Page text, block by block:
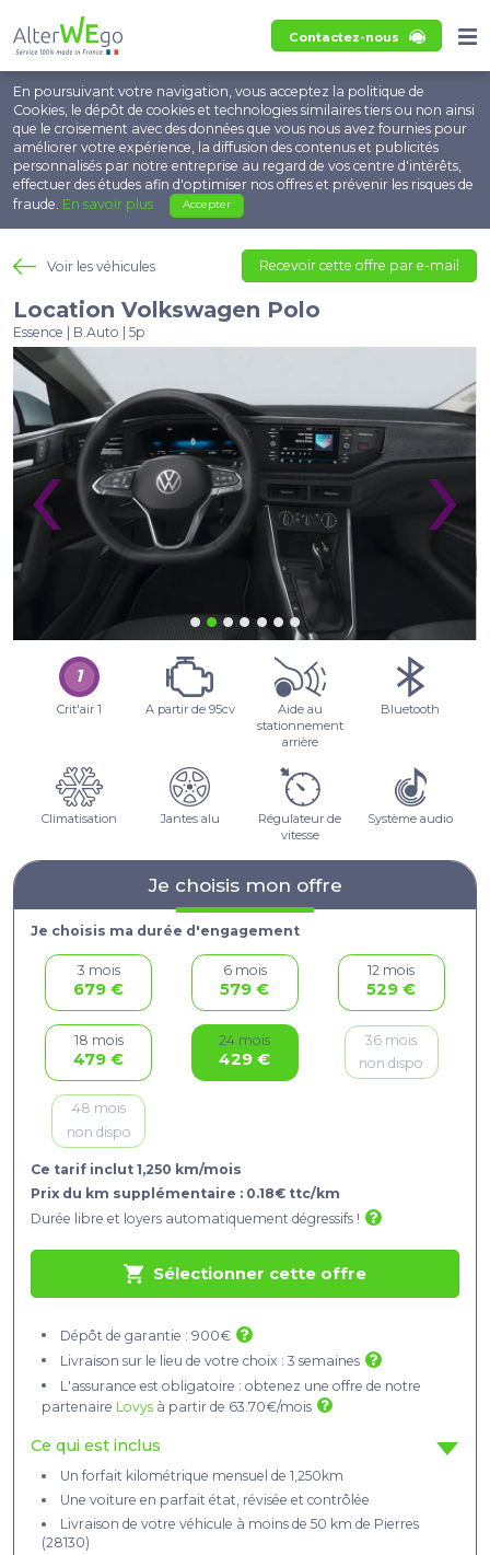
En poursuivant votre navigation, vous acceptez la politique de
Cookies, le dépôt de cookies et technologies similaires tiers ou non ainsi
que le croisement avec des données que vous nous avez fournies pour
améliorer votre expérience, la diffusion des contenus et publicités
personnalisés par notre entreprise au regard de vos centre d'intérêts,
effectuer des études afin d'optimiser nos offres et prévenir les risques de
fraude. En savoir plus Accepter
Contactez-nous
Voir les véhicules Recevoir cette offre par e-mail
Location Volkswagen Polo
Essence | B.Auto | 5p
‹ ›
Crit'air 1 A partir de 95cv
Aide au
stationnement
arrière
Bluetooth
Climatisation Jantes alu
Régulateur de
vitesse
Système audio
Je choisis mon offre
Je choisis ma durée d'engagement
3 mois
679 €
6 mois
579 €
12 mois
529 €
18 mois
479 €
24 mois
429 €
36 mois
non dispo
48 mois
non dispo
Ce tarif inclut 1,250 km/mois
Prix du km supplémentaire : 0.18€ ttc/km
Durée libre et loyers automatiquement dégressifs !
Sélectionner cette offre
Dépôt de garantie : 900€
Livraison sur le lieu de votre choix : 3 semaines
L'assurance est obligatoire : obtenez une offre de notre
partenaire Lovysà partir de 63.70€/mois
Ce qui est inclus
Un forfait kilométrique mensuel de 1,250km
Une voiture en parfait état, révisée et contrôlée
Livraison de votre véhicule à moins de 50 km de Pierres
(28130)